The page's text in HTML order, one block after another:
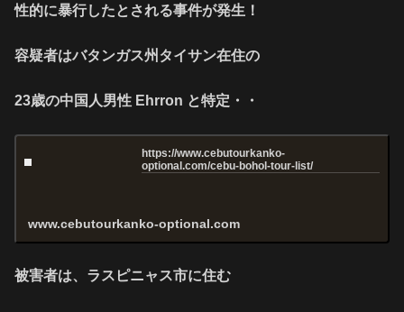
性的に暴行したとされる事件が発生！
容疑者はバタンガス州タイサン在住の
23歳の中国人男性 Ehrron と特定・・
https://www.cebutourkanko-
optional.com/cebu-bohol-tour-list/
www.cebutourkanko-optional.com
被害者は、ラスピニャス市に住む